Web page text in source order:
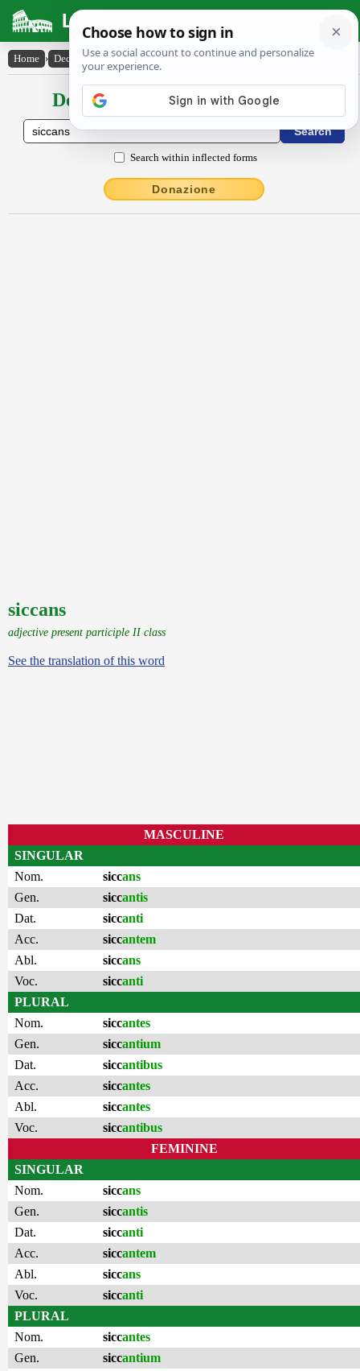
Latin Dictionary
Home › Declensions / Conjugations › siccans
Declensions / Conjugations latin
Search within inflected forms
Donazione
siccans
adjective present participle II class
See the translation of this word
MASCULINE
SINGULAR
Nom.
siccans
Gen.
siccantis
Dat.
siccanti
Acc.
siccantem
Abl.
siccans
Voc.
siccanti
PLURAL
Nom.
siccantes
Gen.
siccantium
Dat.
siccantibus
Acc.
siccantes
Abl.
siccantes
Voc.
siccantibus
FEMININE
SINGULAR
Nom.
siccans
Gen.
siccantis
Dat.
siccanti
Acc.
siccantem
Abl.
siccans
Voc.
siccanti
PLURAL
Nom.
siccantes
Gen.
siccantium